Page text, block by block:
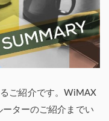
ご紹介です。WiMAX
ターのご紹介までい